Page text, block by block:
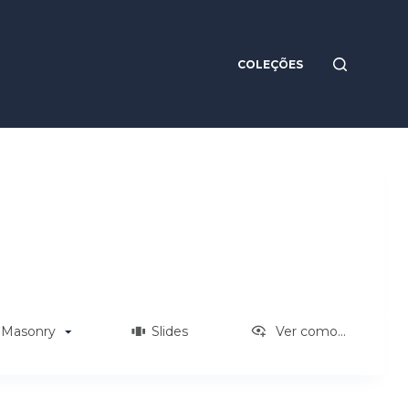
COLEÇÕES
Slides Ver como...